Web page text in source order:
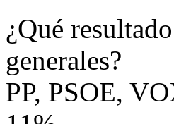
¿Qué
generales?
PP, PSOE,